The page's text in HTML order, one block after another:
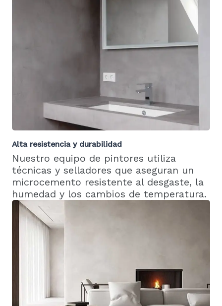
Alta resistencia y durabilidad
Nuestro equipo de pintores utiliza
técnicas y selladores que aseguran un
microcemento resistente al desgaste, la
humedad y los cambios de temperatura.